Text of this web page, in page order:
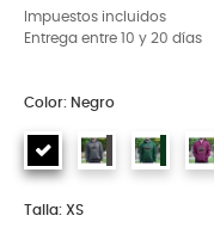
Impuestos incluidos
Entrega entre 10 y 20 días
Color: Negro
Talla: XS